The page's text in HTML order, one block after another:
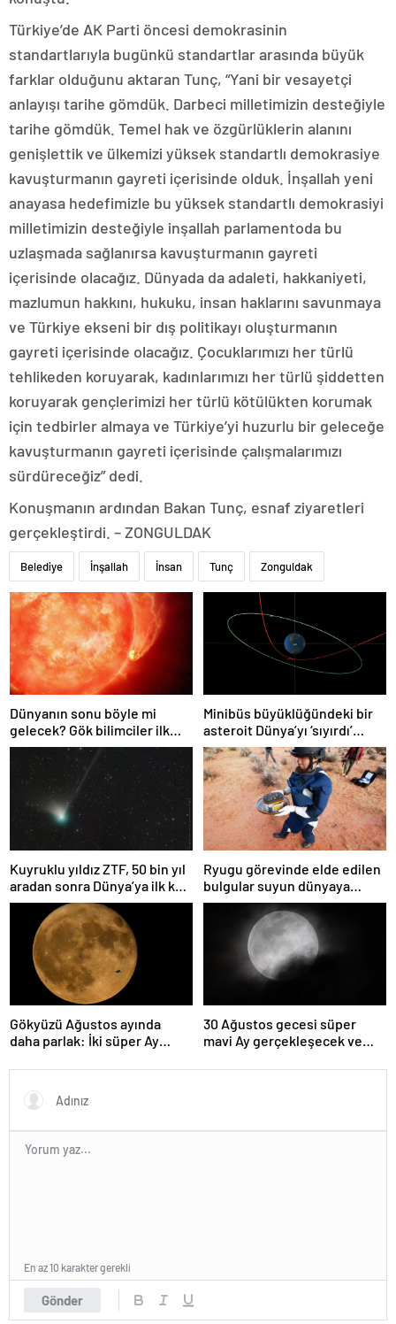
Türkiye’de AK Parti öncesi demokrasinin
standartlarıyla bugünkü standartlar arasında büyük
farklar olduğunu aktaran Tunç, “Yani bir vesayetçi
anlayışı tarihe gömdük. Darbeci milletimizin desteğiyle
tarihe gömdük. Temel hak ve özgürlüklerin alanını
genişlettik ve ülkemizi yüksek standartlı demokrasiye
kavuşturmanın gayreti içerisinde olduk. İnşallah yeni
anayasa hedefimizle bu yüksek standartlı demokrasiyi
milletimizin desteğiyle inşallah parlamentoda bu
uzlaşmada sağlanırsa kavuşturmanın gayreti
içerisinde olacağız. Dünyada da adaleti, hakkaniyeti,
mazlumun hakkını, hukuku, insan haklarını savunmaya
ve Türkiye ekseni bir dış politikayı oluşturmanın
gayreti içerisinde olacağız. Çocuklarımızı her türlü
tehlikeden koruyarak, kadınlarımızı her türlü şiddetten
koruyarak gençlerimizi her türlü kötülükten korumak
için tedbirler almaya ve Türkiye’yi huzurlu bir geleceğe
kavuşturmanın gayreti içerisinde çalışmalarımızı
sürdüreceğiz” dedi.
Konuşmanın ardından Bakan Tunç, esnaf ziyaretleri
gerçekleştirdi. – ZONGULDAK
Belediye İnşallah İnsan Tunç Zonguldak
Dünyanın sonu böyle mi
gelecek? Gök bilimciler ilk
kez sönen yıldızın gezegeni
yutmasına tanık oldu
Minibüs büyüklüğündeki bir
asteroit Dünya’yı ‘sıyırdı’
geçti
Kuyruklu yıldız ZTF, 50 bin yıl
aradan sonra Dünya’ya ilk kez
çok yaklaşacak
Ryugu görevinde elde edilen
bulgular suyun dünyaya
asteroitlerce getirilmiş
olabileceğini gösteriyor
Gökyüzü Ağustos ayında
daha parlak: İki süper Ay
30 Ağustos gecesi süper
mavi Ay gerçekleşecek ve
olacak
Gönder
En az 10 karakter gerekli